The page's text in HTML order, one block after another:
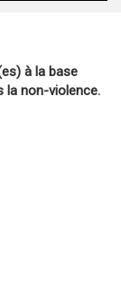
à la base
la non-violence.